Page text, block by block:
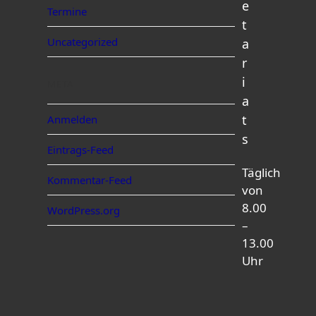
Termine
Uncategorized
Anmelden
Eintrags-Feed
Kommentar-Feed
WordPress.org
e
t
a
r
i
a
t
s
Täglich
von
8.00
–
13.00
Uhr